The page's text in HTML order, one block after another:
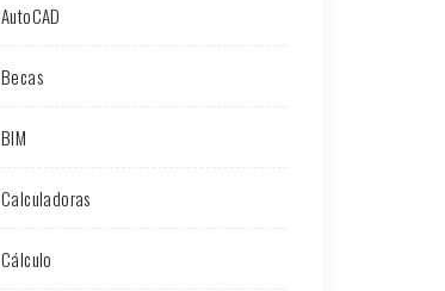
AutoCAD
Becas
BIM
Calculadoras
Cálculo